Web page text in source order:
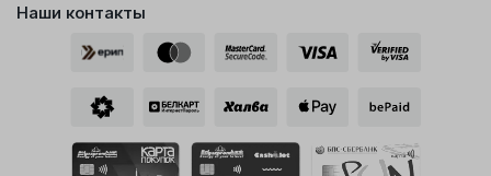
Наши контакты